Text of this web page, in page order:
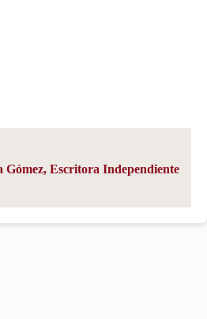
Gómez, Escritora Independiente